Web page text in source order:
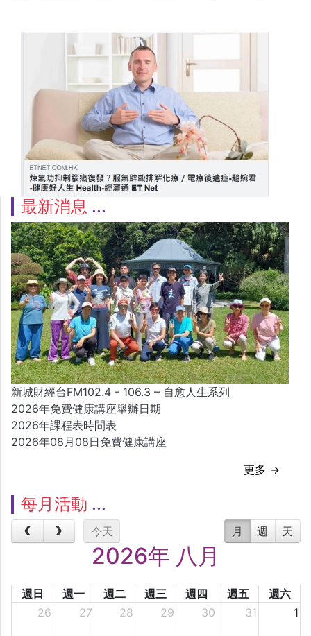
最新消息
新城財經台FM102.4 - 106.3 – 自愈人生系列
2026年免費健康講座舉辦日期
2026年課程表時間表
2026年08月08日免費健康講座
更多 →
每月活動
今天 月 週 天
2026年 八月
週日 週一 週二 週三 週四 週五
週六
26
27 28 29 30 31 1